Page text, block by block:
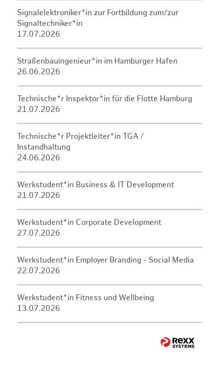
Signalelektroniker*in zur Fortbildung zum/zur
Signaltechniker*in
17.07.2026
Straßenbauingenieur*in im Hamburger Hafen
26.06.2026
Technische*r Inspektor*in für die Flotte Hamburg
21.07.2026
Technische*r Projektleiter*in TGA /
Instandhaltung
24.06.2026
Werkstudent*in Business & IT Development
21.07.2026
Werkstudent*in Corporate Development
27.07.2026
Werkstudent*in Employer Branding - Social Media
22.07.2026
Werkstudent*in Fitness und Wellbeing
13.07.2026